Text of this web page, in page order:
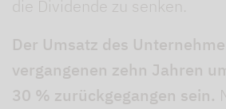
die Dividende zu senken.
Der Umsatz des
vergangenen zehn Jahren
30 % zurückgegangen sein.